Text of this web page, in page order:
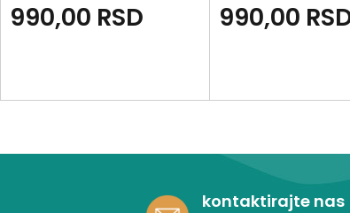
990,00 RSD 990,00
kontaktirajte nas